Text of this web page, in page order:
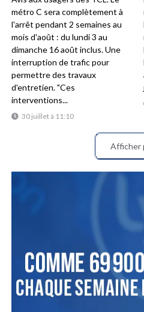
30 juillet à 11:10
métro C sera complètement à
l'arrêt pendant 2 semaines au
mois d'août : du lundi 3 au
dimanche 16 août inclus. Une
interruption de trafic pour
permettre des travaux
d'entretien. "Ces
interventions...
Afficher